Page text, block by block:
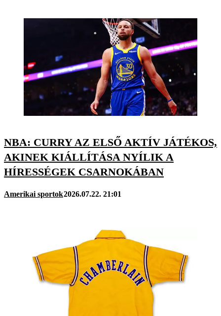
NBA: CURRY AZ ELSŐ AKTÍV JÁTÉKOS,
AKINEK KIÁLLÍTÁSA NYÍLIK A
HÍRESSÉGEK CSARNOKÁBAN
Amerikai sportok2026.07.22. 21:01